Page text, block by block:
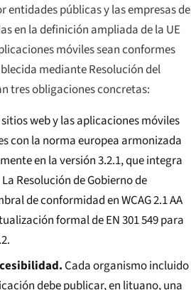
entidades públicas y las empresas de
en la definición ampliada de la UE
móviles sean conformes
mediante Resolución del
tres obligaciones concretas:
sitios web y las aplicaciones móviles
con la norma europea armonizada
en la versión 3.2.1, que integra
La Resolución de Gobierno de
de conformidad en WCAG 2.1 AA
formal de EN 301 549 para
Cada organismo incluido
debe publicar, en lituano, una